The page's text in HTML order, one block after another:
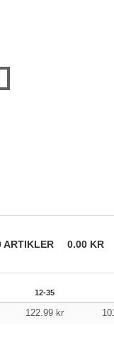
ARTIKLER 0.00 KR
12-35
122.99 kr